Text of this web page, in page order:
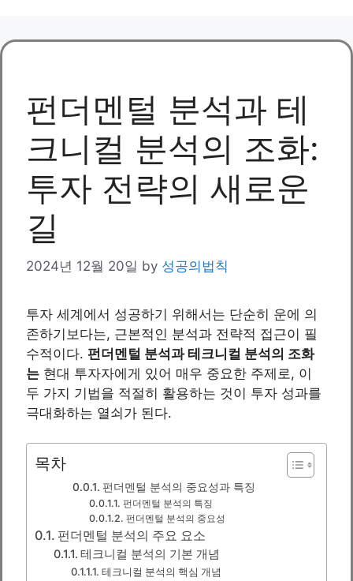
펀더멘털 분석과 테
크니컬 분석의 조화:
투자 전략의 새로운
길
2024년 12월 20일 by 성공의법칙
투자 세계에서 성공하기 위해서는 단순히 운에 의
존하기보다는, 근본적인 분석과 전략적 접근이 필
수적이다. 펀더멘털 분석과 테크니컬 분석의 조화
는 현대 투자자에게 있어 매우 중요한 주제로, 이
두 가지 기법을 적절히 활용하는 것이 투자 성과를
극대화하는 열쇠가 된다.
목차
펀더멘털 분석의 중요성과 특징
펀더멘털 분석의 특징
펀더멘털 분석의 중요성
펀더멘털 분석의 주요 요소
테크니컬 분석의 기본 개념
테크니컬 분석의 핵심 개념